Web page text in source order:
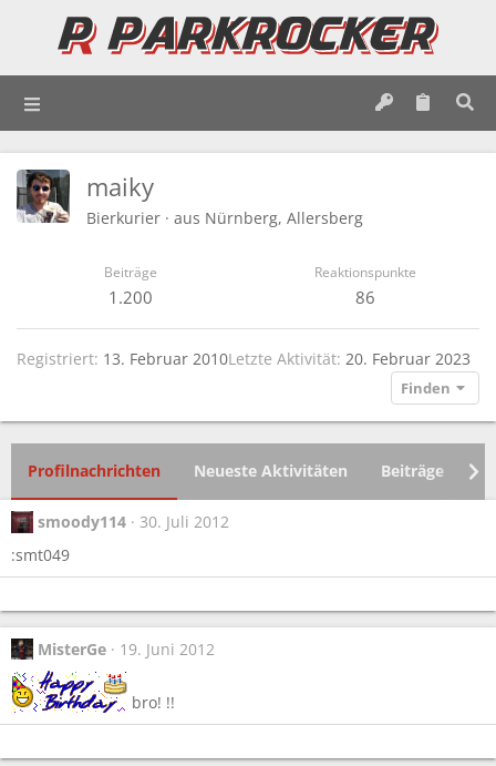
maiky
Bierkurier · aus Nürnberg, Allersberg
Beiträge
1.200
Reaktionspunkte
86
Registriert 13. Februar 2010Letzte Aktivität 20. Februar 2023
Finden
Profilnachrichten Neueste Aktivitäten Beiträge
smoody114
30. Juli 2012
:smt049
MisterGe 19. Juni 2012
bro! !!